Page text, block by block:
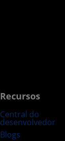
Recursos
Central do
desenvolvedor
Blogs